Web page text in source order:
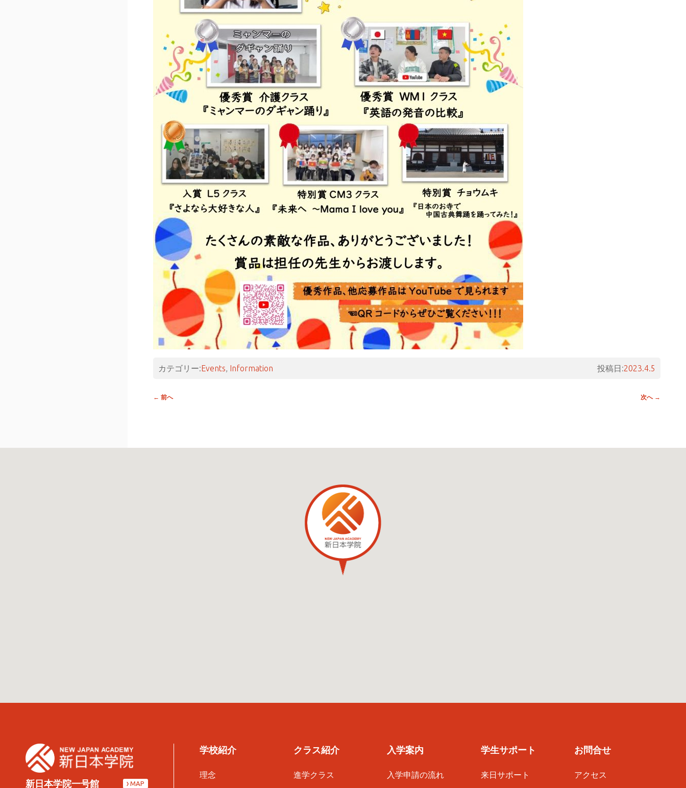
カテゴリー:Events, Information 投稿日:2023.4.5
投稿ナビゲーション
← 前へ 次へ →
新日本学院一号館 MAP
学校紹介
理念
クラス紹介
進学クラス
入学案内
入学申請の流れ
学生サポート
来日サポート
お問合せ
アクセス